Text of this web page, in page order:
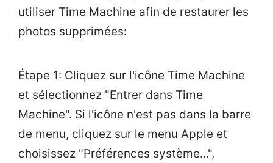
utiliser Time Machine afin de restaurer les
photos supprimées:
Étape 1: Cliquez sur l'icône Time Machine
et sélectionnez "Entrer dans Time
Machine". Si l'icône n'est pas dans la barre
de menu, cliquez sur le menu Apple et
choisissez "Préférences système...",